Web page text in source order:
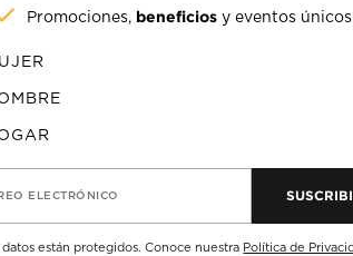
Promociones, beneficios y eventos
ELECTRÓNICO
datos están protegidos. Conoce nuestra Política de